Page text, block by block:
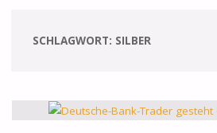
SCHLAGWORT: SILBER